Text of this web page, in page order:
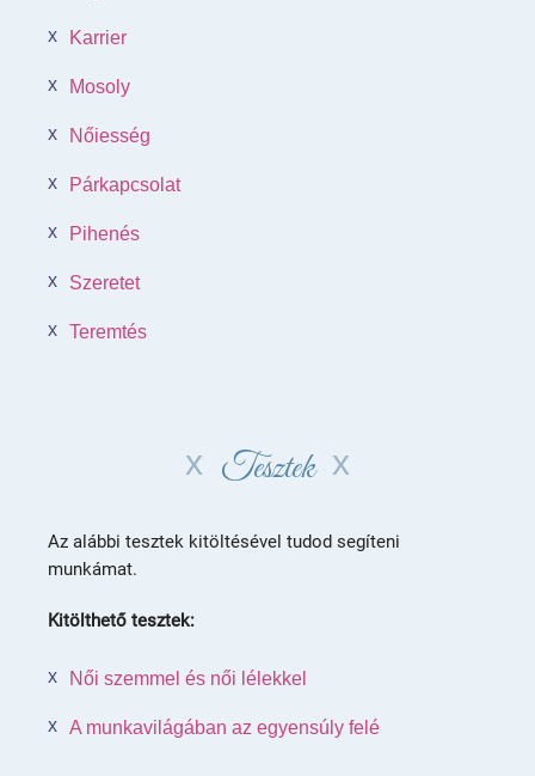
Karrier
Mosoly
Nőiesség
Párkapcsolat
Pihenés
Szeretet
Teremtés
Tesztek
Az alábbi tesztek kitöltésével tudod segíteni
munkámat.
Kitölthető tesztek:
Női szemmel és női lélekkel
A munkavilágában az egyensúly felé